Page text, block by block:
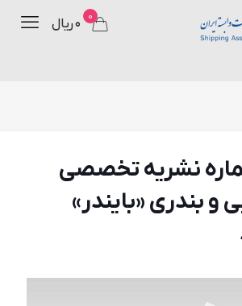
0 ۰ ریال
نشریه تخصصی
و بندری «بایندر»